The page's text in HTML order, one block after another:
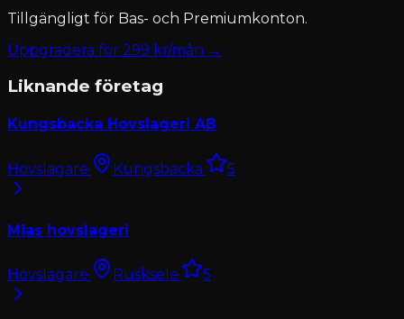
Tillgängligt för Bas- och Premiumkonton.
Uppgradera för 299 kr/mån →
Liknande företag
Kungsbacka Hovslageri AB
Hovslagare· Kungsbacka· 5
Mias hovslageri
Hovslagare· Rusksele· 5